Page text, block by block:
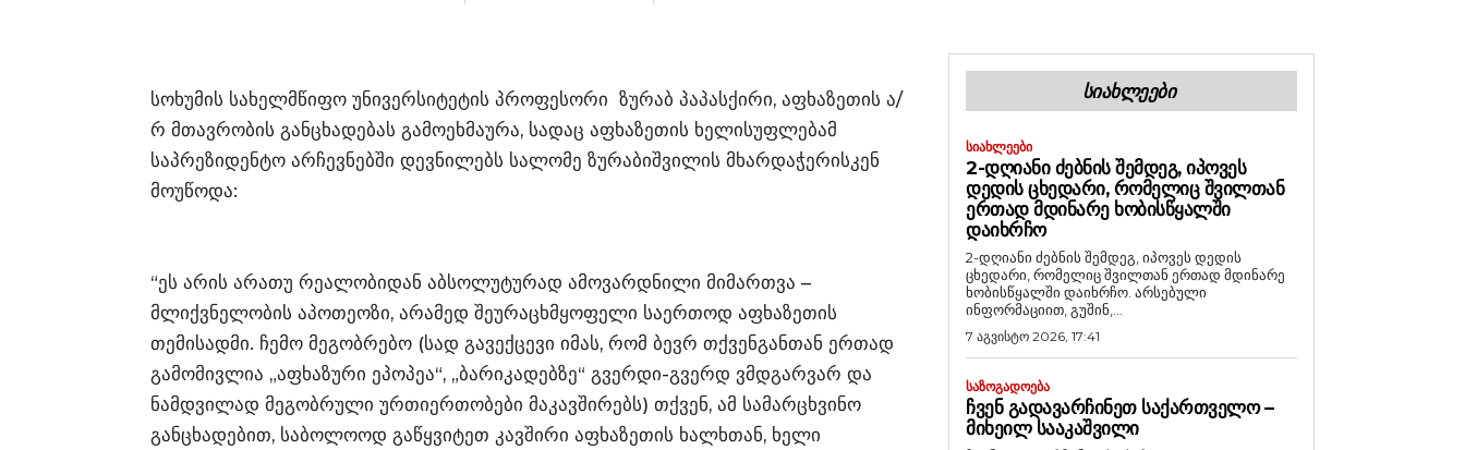
სოხუმის სახელმწიფო უნივერსიტეტის პროფესორი ზურაბ პაპასქირი, აფხაზეთის ა/
რ მთავრობის განცხადებას გამოეხმაურა, სადაც აფხაზეთის ხელისუფლებამ
საპრეზიდენტო არჩევნებში დევნილებს სალომე ზურაბიშვილის მხარდაჭერისკენ
მოუწოდა:
“ეს არის არათუ რეალობიდან აბსოლუტურად ამოვარდნილი მიმართვა –
მლიქვნელობის აპოთეოზი, არამედ შეურაცხმყოფელი საერთოდ აფხაზეთის
თემისადმი. ჩემო მეგობრებო (სად გავექცევი იმას, რომ ბევრ თქვენგანთან ერთად
გამომივლია „აფხაზური ეპოპეა“, „ბარიკადებზე“ გვერდი-გვერდ ვმდგარვარ და
ნამდვილად მეგობრული ურთიერთობები მაკავშირებს) თქვენ, ამ სამარცხვინო
განცხადებით, საბოლოოდ გაწყვიტეთ კავშირი აფხაზეთის ხალხთან, ხელი
ᲡᲘᲐᲮᲚᲔᲔᲑᲘ
ᲡᲘᲐᲮᲚᲔᲔᲑᲘ
2-ᲓᲦᲘᲐᲜᲘ ᲫᲔᲑᲜᲘᲡ ᲨᲔᲛᲓᲔᲒ, ᲘᲞᲝᲕᲔᲡ
ᲓᲔᲓᲘᲡ ᲪᲮᲔᲓᲐᲠᲘ, ᲠᲝᲛᲔᲚᲘᲪ ᲨᲕᲘᲚᲗᲐᲜ
ᲔᲠᲗᲐᲓ ᲛᲓᲘᲜᲐᲠᲔ ᲮᲝᲑᲘᲡᲬᲧᲐᲚᲨᲘ
ᲓᲐᲘᲮᲠᲩᲝ
2-დღიანი ძებნის შემდეგ, იპოვეს დედის
ცხედარი, რომელიც შვილთან ერთად მდინარე
ხობისწყალში დაიხრჩო. არსებული
ინფორმაციით, გუშინ,...
7 აგვისტო 2026, 17:41
ᲡᲐᲖᲝᲒᲐᲓᲝᲔᲑᲐ
ᲩᲕᲔᲜ ᲒᲐᲓᲐᲕᲐᲠᲩᲘᲜᲔᲗ ᲡᲐᲥᲐᲠᲗᲕᲔᲚᲝ –
ᲛᲘᲮᲔᲘᲚ ᲡᲐᲐᲙᲐᲨᲕᲘᲚᲘ